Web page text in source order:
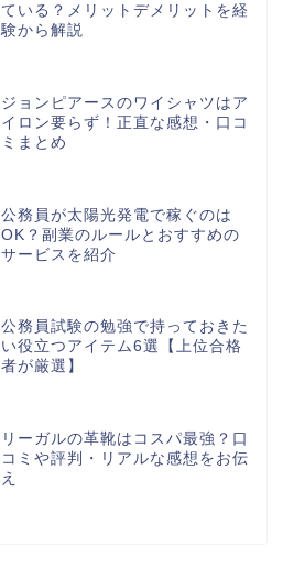
ている？メリットデメリットを経
験から解説
ジョンピアースのワイシャツはア
イロン要らず！正直な感想・口コ
ミまとめ
公務員が太陽光発電で稼ぐのは
OK？副業のルールとおすすめの
サービスを紹介
公務員試験の勉強で持っておきた
い役立つアイテム6選【上位合格
者が厳選】
リーガルの革靴はコスパ最強？口
コミや評判・リアルな感想をお伝
え